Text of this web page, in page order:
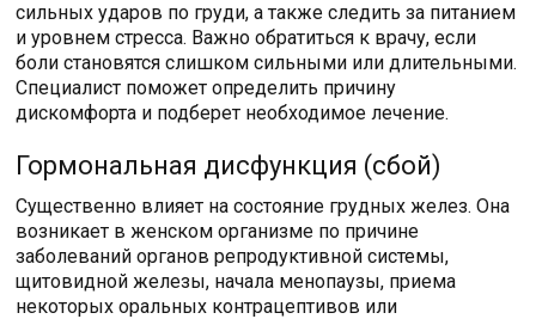
сильных ударов по груди, а также следить за питанием
и уровнем стресса. Важно обратиться к врачу, если
боли становятся слишком сильными или длительными.
Специалист поможет определить причину
дискомфорта и подберет необходимое лечение.
Гормональная дисфункция (сбой)
Существенно влияет на состояние грудных желез. Она
возникает в женском организме по причине
заболеваний органов репродуктивной системы,
щитовидной железы, начала менопаузы, приема
некоторых оральных контрацептивов или